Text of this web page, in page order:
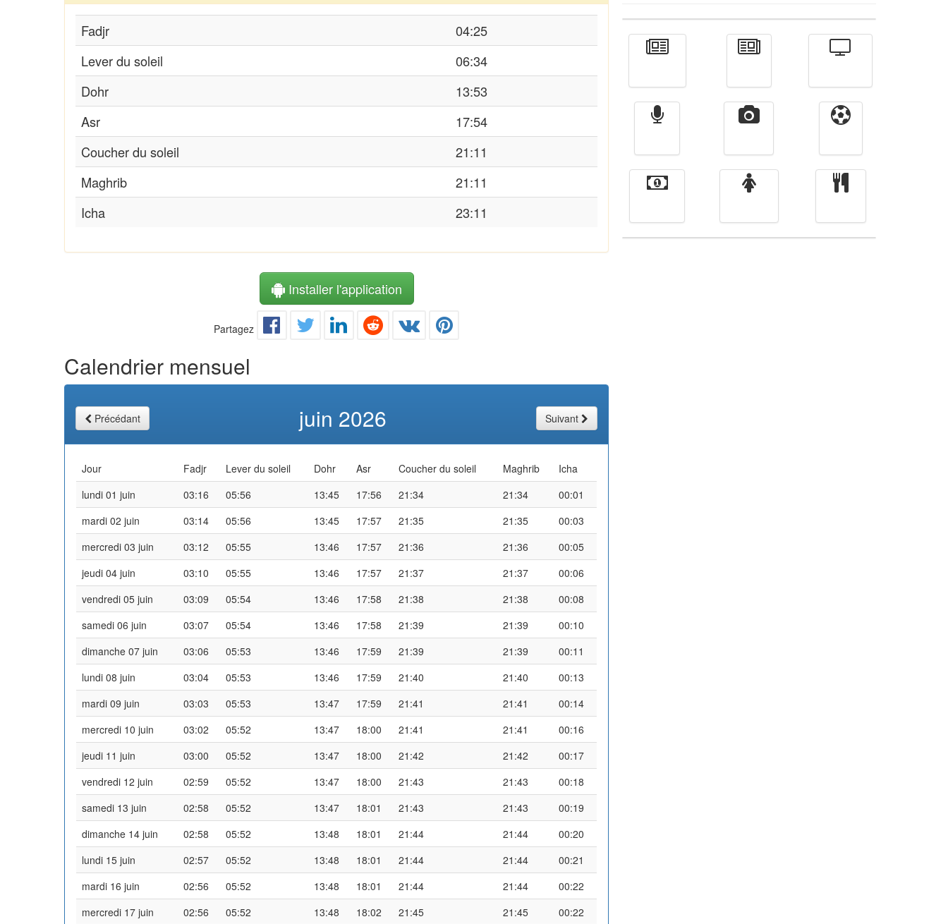
Fadjr
04:25
Lever du soleil
06:34
Dohr
13:53
Asr
17:54
Coucher du soleil
21:11
Maghrib
21:11
Icha
23:11
Installer l'application
Partagez
Calendrier mensuel
Précédant juin 2026 Suivant
Jour Fadjr Lever du soleil Dohr Asr Coucher du soleil Maghrib
Icha
lundi 01 juin
03:16 05:56 13:45 17:56 21:34 21:34
00:01
mardi 02 juin
03:14 05:56 13:45 17:57 21:35 21:35
00:03
mercredi 03 juin
03:12 05:55 13:46 17:57 21:36 21:36
00:05
jeudi 04 juin
03:10 05:55 13:46 17:57 21:37 21:37
00:06
vendredi 05 juin
03:09 05:54 13:46 17:58 21:38 21:38
00:08
samedi 06 juin
03:07 05:54 13:46 17:58 21:39 21:39
00:10
dimanche 07 juin
03:06 05:53 13:46 17:59 21:39 21:39
00:11
lundi 08 juin
03:04 05:53 13:46 17:59 21:40 21:40
00:13
mardi 09 juin
03:03 05:53 13:47 17:59 21:41 21:41
00:14
mercredi 10 juin
03:02 05:52 13:47 18:00 21:41 21:41
00:16
jeudi 11 juin
03:00 05:52 13:47 18:00 21:42 21:42
00:17
vendredi 12 juin
02:59 05:52 13:47 18:00 21:43 21:43
00:18
samedi 13 juin
02:58 05:52 13:47 18:01 21:43 21:43
00:19
dimanche 14 juin
02:58 05:52 13:48 18:01 21:44 21:44
00:20
lundi 15 juin
02:57 05:52 13:48 18:01 21:44 21:44
00:21
mardi 16 juin
02:56 05:52 13:48 18:01 21:44 21:44
00:22
mercredi 17 juin
02:56 05:52 13:48 18:02 21:45 21:45
00:22